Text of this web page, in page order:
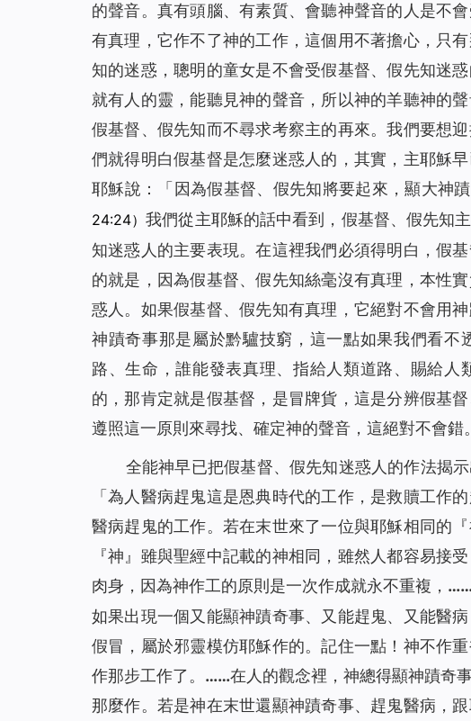
的聲音。真有頭腦、有素質、會聽神聲音的人是不
有真理，它作不了神的工作，這個用不著擔心，只
知的迷惑，聰明的童女是不會受假基督、假先知迷
就有人的靈，能聽見神的聲音，所以神的羊聽神的
假基督、假先知而不尋求考察主的再來。我們要想
們就得明白假基督是怎麼迷惑人的，其實，主耶穌
耶穌說：「 因為假基督、假先知將要起來，顯大神
24:24）我們從主耶穌的話中看到，假基督、假先知
知迷惑人的主要表現。在這裡我們必須得明白，假
的就是，因為假基督、假先知絲毫沒有真理，本性
惑人。如果假基督、假先知有真理，它絕對不會用
神蹟奇事那是屬於黔驢技窮，這一點如果我們看
路、生命，誰能發表真理、指給人類道路、賜給
的，那肯定就是假基督，是冒牌貨，這是分辨假基
遵照這一原則來尋找、確定神的聲音，這絕對不會錯。
全能神早已把假基督、假先知迷惑人的作法揭
「為人醫病趕鬼這是恩典時代的工作，是救贖工作
醫病趕鬼的工作。若在末世來了一位與耶穌相同的
『神』雖與聖經中記載的神相同，雖然人都容易接
肉身，因為神作工的原則是一次作成就永不重複，
如果出現一個又能顯神蹟奇事、又能趕鬼、又能醫
假冒，屬於邪靈模仿耶穌作的。記住一點！神不作
作那步工作了。……在人的觀念裡，神總得顯神蹟奇
那麼作。若是神在末世還顯神蹟奇事、趕鬼醫病，